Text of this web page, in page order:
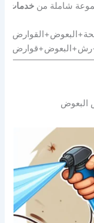
شاملة من خدمات